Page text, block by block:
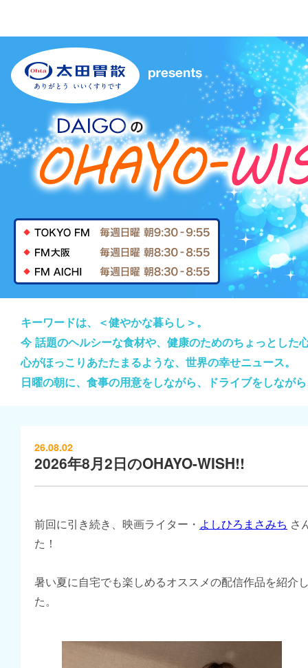
キーワードは、＜健やかな暮らし＞。
今 話題のヘルシーな食材や、健康のためのちょっとし
心がほっこりあたたまるような、世界の幸せニュース。
日曜の朝に、食事の用意をしながら、ドライブをしなが
26.08.02
2026年8月2日のOHAYO-WISH!!
前回に引き続き、映画ライター・ よしひろまさみち さ
た！
暑い夏に自宅でも楽しめるオススメの配信作品を紹介
た。